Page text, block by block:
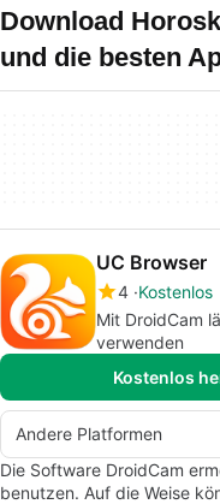
Download
und die besten
UC Browser
4 Kostenlos
Mit DroidCam
verwenden
Kostenlos
Andere Platformen
Die Software DroidCam
benutzen. Auf die Weise